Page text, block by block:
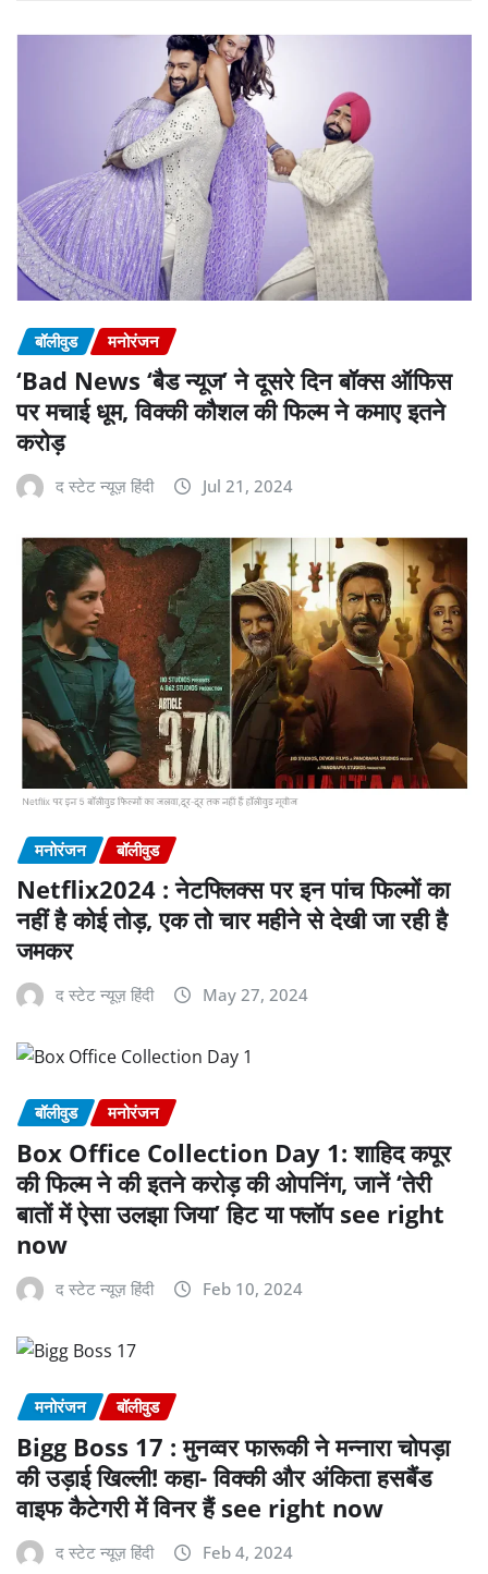
बॉलीवुड मनोरंजन
‘Bad News ‘बैड न्यूज’ ने दूसरे दिन बॉक्स ऑफिस
पर मचाई धूम, विक्की कौशल की फिल्म ने कमाए इतने
करोड़
द स्टेट न्यूज़ हिंदी Jul 21, 2024
मनोरंजन बॉलीवुड
Netflix2024 : नेटफ्लिक्स पर इन पांच फिल्मों का
नहीं है कोई तोड़, एक तो चार महीने से देखी जा रही है
जमकर
द स्टेट न्यूज़ हिंदी May 27, 2024
बॉलीवुड मनोरंजन
Box Office Collection Day 1: शाहिद कपूर
की फिल्म ने की इतने करोड़ की ओपनिंग, जानें ‘तेरी
बातों में ऐसा उलझा जिया’ हिट या फ्लॉप see right
now
द स्टेट न्यूज़ हिंदी Feb 10, 2024
मनोरंजन बॉलीवुड
Bigg Boss 17 : मुनव्वर फारूकी ने मन्नारा चोपड़ा
की उड़ाई खिल्ली! कहा- विक्की और अंकिता हसबैंड
वाइफ कैटेगरी में विनर हैं see right now
द स्टेट न्यूज़ हिंदी Feb 4, 2024